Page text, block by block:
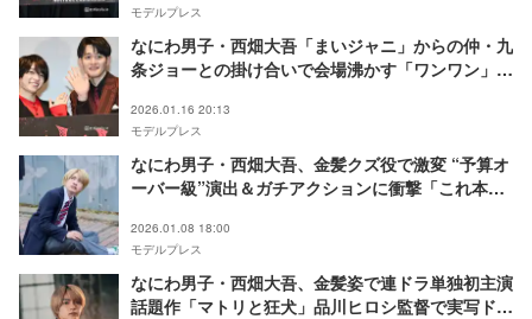
モデルプレス
なにわ男子・西畑大吾「まいジャニ」からの仲・九
条ジョーとの掛け合いで会場沸かす「ワンワン」
2026.01.16 20:13
モデルプレス
なにわ男子・西畑大吾、金髪クズ役で激変 “予算オ
ーバー級”演出＆ガチアクションに衝撃「これ本当
ー】
2026.01.08 18:00
モデルプレス
なにわ男子・西畑大吾、金髪姿で連ドラ単独初主演
話題作「マトリと狂犬」品川ヒロシ監督で実写ドラ